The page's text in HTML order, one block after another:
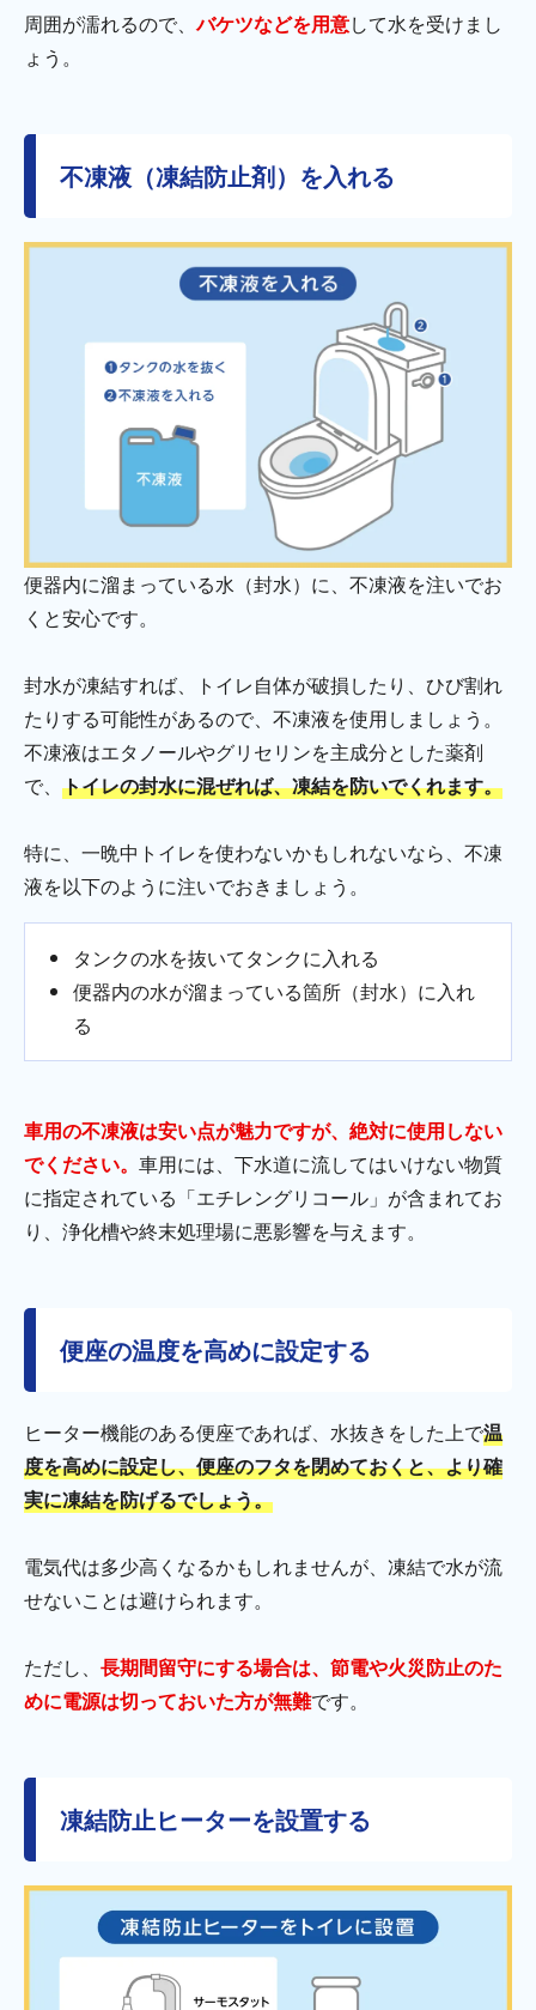
周囲が濡れるので、バケツなどを用意して水を受けまし
ょう。
不凍液（凍結防止剤）を入れる
便器内に溜まっている水（封水）に、不凍液を注いでお
くと安心です。
封水が凍結すれば、トイレ自体が破損したり、ひび割れ
たりする可能性があるので、不凍液を使用しましょう。
不凍液はエタノールやグリセリンを主成分とした薬剤
で、 トイレの封水に混ぜれば、凍結を防いでくれます。
特に、一晩中トイレを使わないかもしれないなら、不凍
液を以下のように注いでおきましょう。
タンクの水を抜いてタンクに入れる
便器内の水が溜まっている箇所（封水）に入れ
る
車用の不凍液は安い点が魅力ですが、絶対に使用しない
でください。 車用には、下水道に流してはいけない物質
に指定されている「エチレングリコール」が含まれてお
り、浄化槽や終末処理場に悪影響を与えます。
便座の温度を高めに設定する
ヒーター機能のある便座であれば、水抜きをした上で温
度を高めに設定し、便座のフタを閉めておくと、より確
実に凍結を防げるでしょう。
電気代は多少高くなるかもしれませんが、凍結で水が流
せないことは避けられます。
ただし、 長期間留守にする場合は、節電や火災防止のた
めに電源は切っておいた方が無難です。
凍結防止ヒーターを設置する